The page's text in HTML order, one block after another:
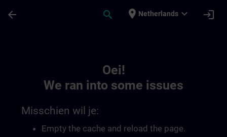
arrow_back search place Netherlands expand_more login
Oei!
We ran into some issues
Misschien wil je:
Empty the cache and reload the page.